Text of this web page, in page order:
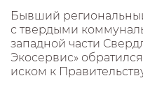
Бывший
с твердыми
западной части
Экосервис»
иском к